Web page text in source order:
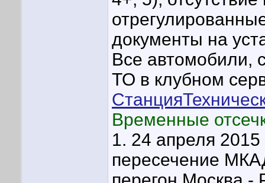
документы на
Все автомобили,
ТО в клубном
Временные
1. 24 апреля 2015
пересечение